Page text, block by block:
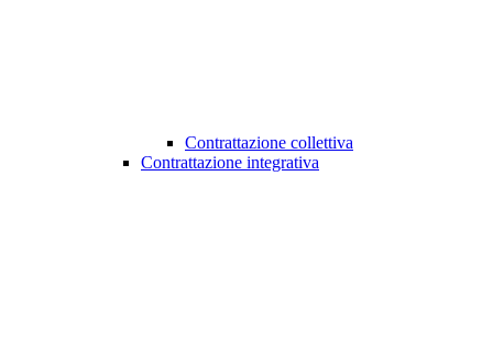
Contrattazione collettiva
Contrattazione integrativa